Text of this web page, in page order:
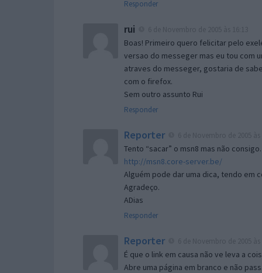
Responder
rui
Boas! Primeiro quero felicitar pelo
versao do messeger mas eu tou com
atraves do messeger, gostaria de
com o firefox.
Sem outro assunto Rui
Responder
Reporter
Tento “sacar” o msn8 mas não
http://msn8.core-server.be/
Alguém pode dar uma dica, tendo em
Agradeço.
ADias
Responder
Reporter
É que o link em causa não ve leva a
Abre uma página em branco e não